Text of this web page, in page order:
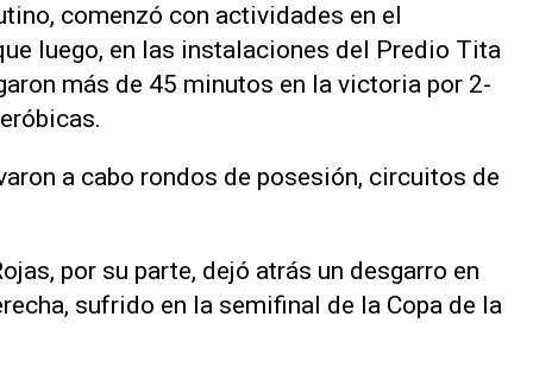
comenzó con actividades en el
luego, en las instalaciones del Predio Tita
más de 45 minutos en la victoria por 2-
a cabo rondos de posesión, circuitos de
por su parte, dejó atrás un desgarro en
sufrido en la semifinal de la Copa de la